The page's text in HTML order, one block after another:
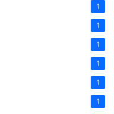
1
1
1
1
1
1